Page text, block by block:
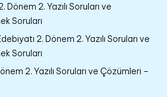
Dönem 2. Yazılı Soruları ve
Soruları
2. Dönem 2. Yazılı Soruları ve
Soruları
2. Yazılı Soruları ve Çözümleri –